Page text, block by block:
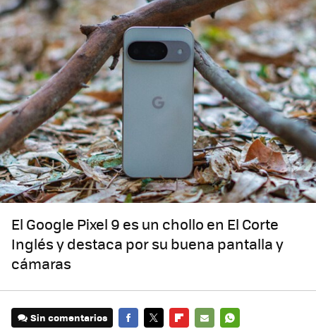
El Google Pixel 9 es un chollo en El Corte
Inglés y destaca por su buena pantalla y
cámaras
Sin comentarios